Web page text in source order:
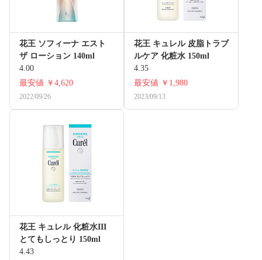
花王 ソフィーナ エスト
ザ ローション 140ml
4.00
最安値 ￥4,620
2022/09/26
花王 キュレル 皮脂トラブ
ルケア 化粧水 150ml
4.35
最安値 ￥1,980
2023/09/13
花王 キュレル 化粧水III
とてもしっとり 150ml
4.43